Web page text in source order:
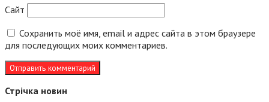
Сайт
Сохранить моё имя, email и адрес сайта в этом браузере
для последующих моих комментариев.
Стрічка новин